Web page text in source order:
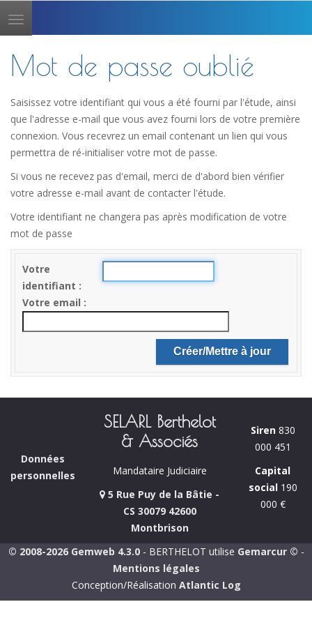
Toggle
navigation
Mot de passe oublié
Saisissez votre identifiant qui vous a été fourni par l'étude, ainsi
que l'adresse e-mail que vous avez fourni lors de votre première
connexion. Vous recevrez un email contenant un lien qui vous
permettra de ré-initialiser votre mot de passe.
Si vous ne recevez pas d'email, merci de d'abord bien vérifier
votre adresse e-mail avant de contacter l'étude.
Votre identifiant ne changera pas après modification de votre
mot de passe
Votre
identifiant
Votre email
Données
personnelles
SELARL Berthelot
& Associés
Mandataire Judiciaire
5 Rue Puy de la Bâtie -
CS 30079 42600
Montbrison
Siren830
000 451
Capital
social190
000 €
© 2008-2026 Gemweb 4.3.0- BERTHELOT utilise Gemarcur © -
Mentions légales
Conception/Réalisation Atlantic Log